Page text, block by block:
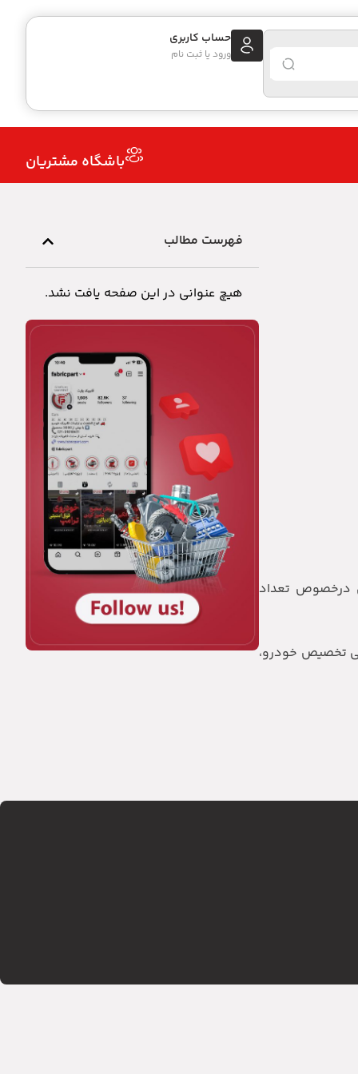
حساب کاربری
ورود یا ثبت نام
باشگاه مشتریان
بیشتری درخصوص تعداد
تخصیص خودرو،
فهرست مطالب
هیچ عنوانی در این صفحه یافت نشد.